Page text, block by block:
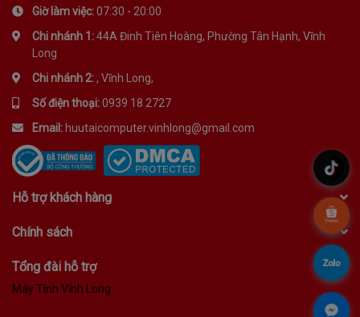
Giờ làm việc:07:30 - 20:00
Chi nhánh 1:44A Đinh Tiên Hoàng, Phường Tân Hạnh, Vĩnh
Long
Chi nhánh 2:, Vĩnh Long,
Số điện thoại:0939 18 2727
Email: huutaicomputer.vinhlong@gmail.com
Hỗ trợ khách hàng
Chính sách
Tổng đài hỗ trợ
Máy Tính Vĩnh Long
.
.
.
.